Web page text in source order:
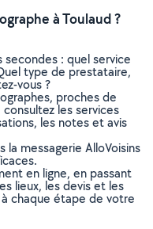
à Toulaud ?
: quel service
type de prestataire,
vous ?
proches de
consultez les services
les notes et avis
la messagerie AlloVoisins
en ligne, en passant
lieux, les devis et les
chaque étape de votre